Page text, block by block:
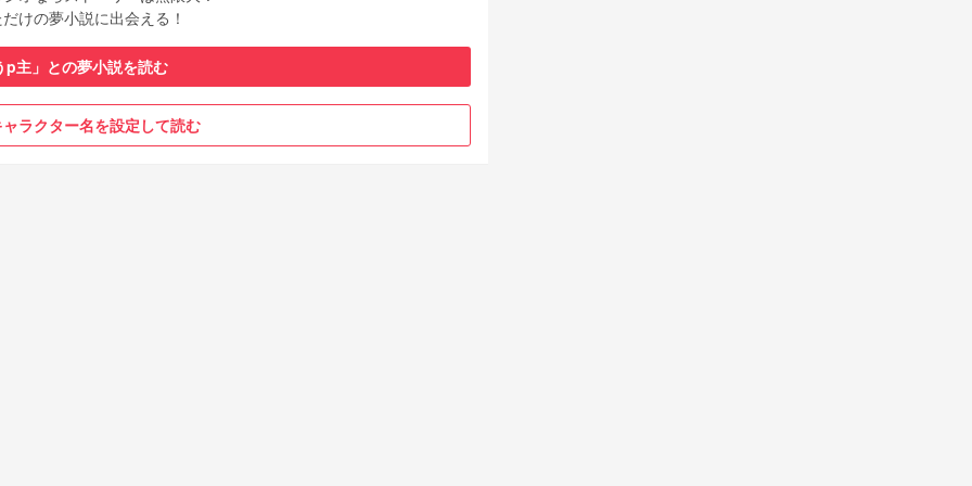
けの夢小説に出会える！
p主」との夢小説を読む
ャラクター名を設定して読む